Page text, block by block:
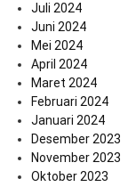
Juli 2024
Juni 2024
Mei 2024
April 2024
Maret 2024
Februari 2024
Januari 2024
Desember 2023
November 2023
Oktober 2023